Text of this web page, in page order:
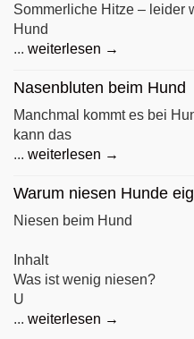
Sommerliche Hitze – leider
Hund
... weiterlesen →
Nasenbluten beim Hund
Manchmal kommt es bei
kann das
... weiterlesen →
Warum niesen Hunde
Niesen beim Hund
Inhalt
Was ist wenig niesen?
U
... weiterlesen →